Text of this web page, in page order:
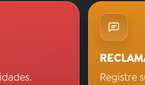
Registre